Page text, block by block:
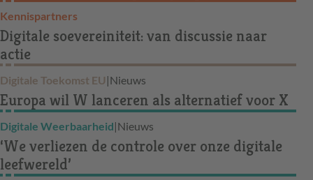
Kennispartners
Digitale soevereiniteit: van discussie naar
actie
Digitale Toekomst EU |Nieuws
Europa wil W lanceren als alternatief voor X
Digitale Weerbaarheid|Nieuws
‘We verliezen de controle over onze digitale
leefwereld’